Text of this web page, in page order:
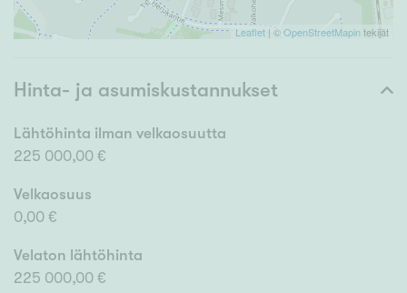
Leaflet | ©OpenStreetMapintekijät
Hinta- ja asumiskustannukset
Lähtöhinta ilman velkaosuutta
225 000,00 €
Velkaosuus
0,00 €
Velaton lähtöhinta
225 000,00 €